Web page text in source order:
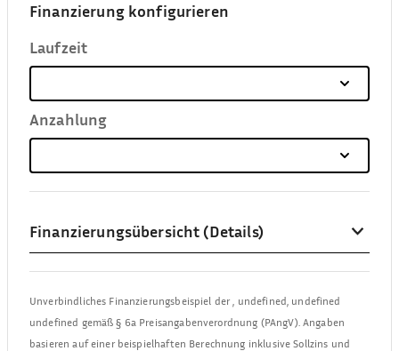
Finanzierung konfigurieren
Laufzeit
Anzahlung
Finanzierungsübersicht (Details)
Unverbindliches Finanzierungsbeispiel der, undefined, undefined
undefined gemäß § 6a Preisangabenverordnung (PAngV). Angaben
basieren auf einer beispielhaften Berechnung inklusive Sollzins und